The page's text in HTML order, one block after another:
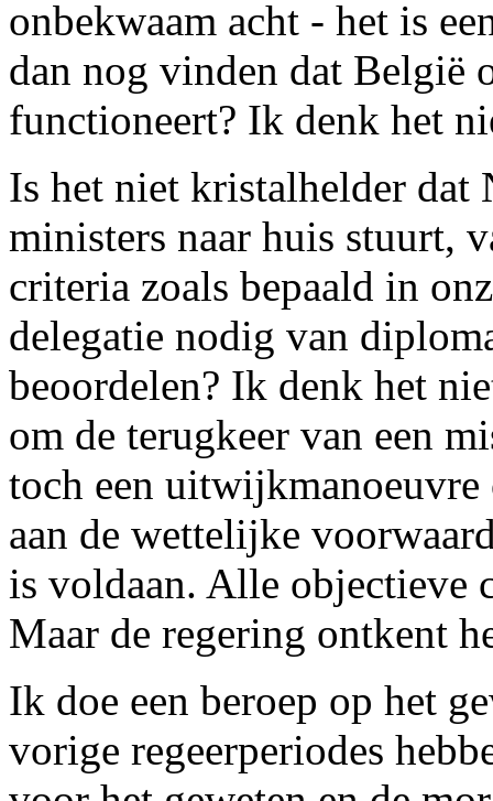
onbekwaam acht - het is
dan nog vinden dat België
functioneert? Ik denk het
Is het niet kristalhelder dat
ministers naar huis stuurt,
criteria zoals bepaald in
delegatie nodig van
beoordelen? Ik denk het
om de terugkeer van een
toch een uitwijkmanoeuvre
aan de wettelijke
is voldaan. Alle objectieve
Maar de regering ontkent
Ik doe een beroep op het
vorige regeerperiodes